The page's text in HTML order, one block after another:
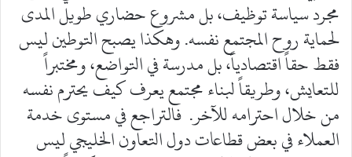
مجرد سياسة توظيف، بل مشروع حضاري طويل المدى
لحماية روح المجتمع نفسه. وهكذا يصبح التوطين ليس
فقط حقاً اقتصادياً، بل مدرسة في التواضع، ومختبراً
للتعايش، وطريقاً لبناء مجتمع يعرف كيف يحترم نفسه
من خلال احترامه للآخر. فالتراجع في مستوى خدمة
العملاء في بعض قطاعات دول التعاون الخليجي ليس